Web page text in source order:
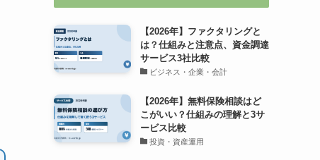
【2026年】ファクタリングと
は？仕組みと注意点、資金調達
サービス3社比較
ビジネス・企業・会計
【2026年】無料保険相談はど
こがいい？仕組みの理解と3サ
ービス比較
投資・資産運用